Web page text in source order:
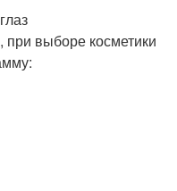
при выборе косметики